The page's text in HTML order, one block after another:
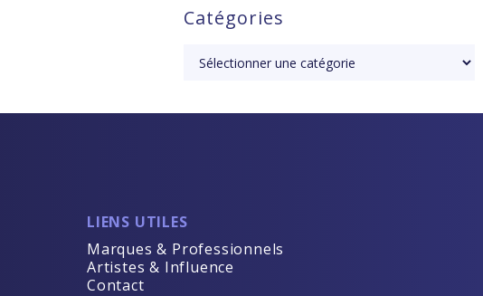
Catégories
LIENS UTILES
Marques & Professionnels
Artistes & Influence
Contact